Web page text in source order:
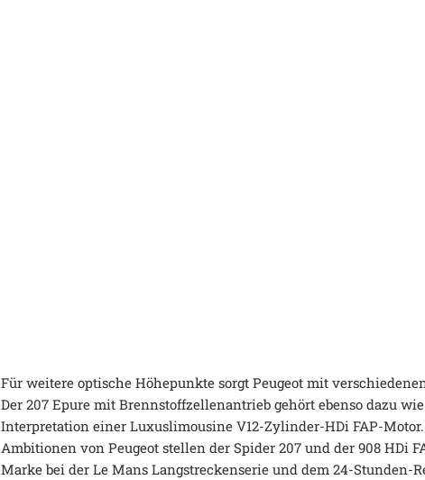
Für weitere optische Höhepunkte sorgt Peugeot mit
Der 207 Epure mit Brennstoffzellenantrieb gehört ebenso dazu wie
Interpretation einer Luxuslimousine V12-Zylinder-HDi FAP-
Ambitionen von Peugeot stellen der Spider 207 und der 908 HDi
Marke bei der Le Mans Langstreckenserie und dem 24-Stunden-